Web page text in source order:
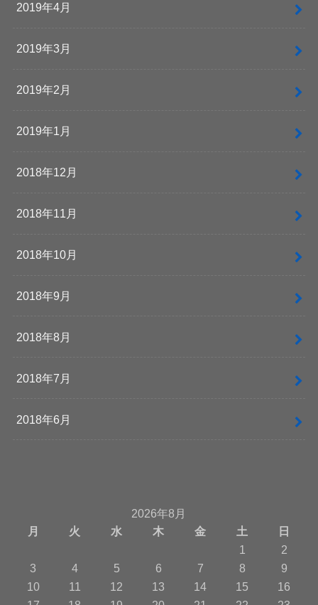
2019年4月
2019年3月
2019年2月
2019年1月
2018年12月
2018年11月
2018年10月
2018年9月
2018年8月
2018年7月
2018年6月
2026年8月
月
火 水 木 金 土
日
1
2
3
4 5 6 7 8
9
10
11 12 13 14 15
16